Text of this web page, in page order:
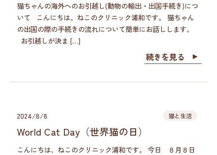
猫ちゃんの海外へのお引越し(動物の輸出・出国手続き)につ
いて こんにちは。ねこのクリニック浦和です。 猫ちゃん
の出国の際の手続きの流れについて簡単にお話しします。
お引越しが決ま […]
続きを見る
2024/8/8 猫と生活
World Cat Day（世界猫の日）
こんにちは、ねこのクリニック浦和です。 今日 ８月８日